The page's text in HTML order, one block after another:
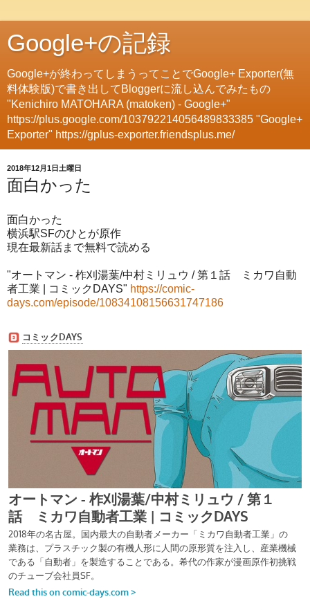
Google+の記録
Google+が終わってしまうってことでGoogle+ Exporter(無
料体験版)で書き出してBloggerに流し込んでみたもの
"Kenichiro MATOHARA (matoken) - Google+"
https://plus.google.com/103792214056489833385 "Google+
Exporter" https://gplus-exporter.friendsplus.me/
2018年12月1日土曜日
面白かった
面白かった
横浜駅SFのひとが原作
現在最新話まで無料で読める
"オートマン - 柞刈湯葉/中村ミリュウ / 第１話 ミカワ自動
者工業 | コミックDAYS" https://comic-
days.com/episode/10834108156631747186